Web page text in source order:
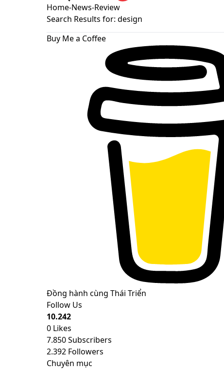
Menu
Switch
skin
Home-News-Review
Search Results for: design
Buy Me a Coffee
Đồng hành cùng Thái Triển
Follow Us
10.242
0 Likes
7.850Subscribers
2.392 Followers
Chuyên mục